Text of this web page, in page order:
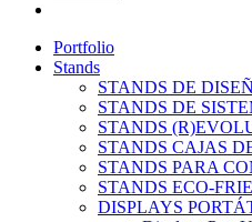
Portfolio
Stands
STANDS DE
STANDS DE
STANDS
STANDS CAJAS
STANDS PARA
STANDS ECO-
DISPLAYS